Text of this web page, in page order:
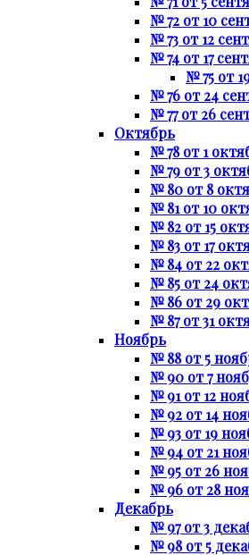
№ 72 от 10
№ 73 от 12
№ 74 от 17
№ 75 от
№ 76 от 24
№ 77 от 26
Октябрь
№ 78 от 1
№ 79 от 3
№ 80 от 8
№ 81 от 10
№ 82 от 15
№ 83 от 17
№ 84 от 22
№ 85 от 24
№ 86 от 29
№ 87 от 31
Ноябрь
№ 88 от 5
№ 90 от 7
№ 91 от 12
№ 92 от 14
№ 93 от 19
№ 94 от 21
№ 95 от 26
№ 96 от 28
Декабрь
№ 97 от 3
№ 98 от 5